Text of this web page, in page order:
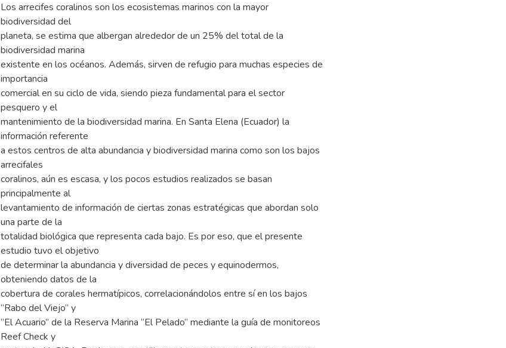
Los arrecifes coralinos son los ecosistemas marinos con la mayor
biodiversidad del
planeta, se estima que albergan alrededor de un 25% del total de la
biodiversidad marina
existente en los océanos. Además, sirven de refugio para muchas especies de
importancia
comercial en su ciclo de vida, siendo pieza fundamental para el sector
pesquero y el
mantenimiento de la biodiversidad marina. En Santa Elena (Ecuador) la
información referente
a estos centros de alta abundancia y biodiversidad marina como son los bajos
arrecifales
coralinos, aún es escasa, y los pocos estudios realizados se basan
principalmente al
levantamiento de información de ciertas zonas estratégicas que abordan solo
una parte de la
totalidad biológica que representa cada bajo. Es por eso, que el presente
estudio tuvo el objetivo
de determinar la abundancia y diversidad de peces y equinodermos,
obteniendo datos de la
cobertura de corales hermatípicos, correlacionándolos entre sí en los bajos
“Rabo del Viejo” y
“El Acuario” de la Reserva Marina “El Pelado” mediante la guía de monitoreos
Reef Check y